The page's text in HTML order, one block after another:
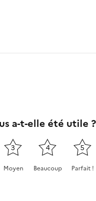
a-t-elle été utile ?
3
Moyen
4
Beaucoup
5
Parfait !